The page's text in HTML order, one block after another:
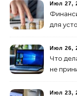
Июл 27,
для
Июл 26,
Что
не
Июл 23,